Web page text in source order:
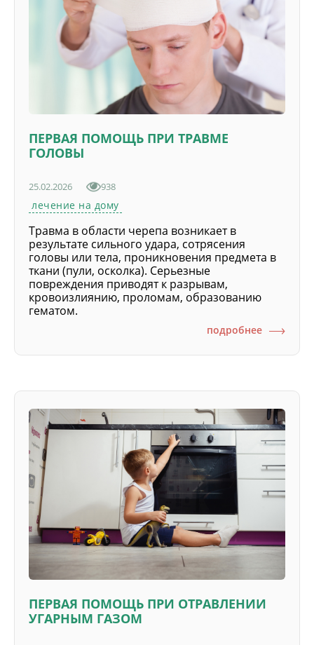
ПЕРВАЯ ПОМОЩЬ ПРИ ТРАВМЕ
ГОЛОВЫ
25.02.2026 938
лечение на дому
Травма в области черепа возникает в
результате сильного удара, сотрясения
головы или тела, проникновения предмета в
ткани (пули, осколка). Серьезные
повреждения приводят к разрывам,
кровоизлиянию, проломам, образованию
гематом.
подробнее
ПЕРВАЯ ПОМОЩЬ ПРИ ОТРАВЛЕНИИ
УГАРНЫМ ГАЗОМ